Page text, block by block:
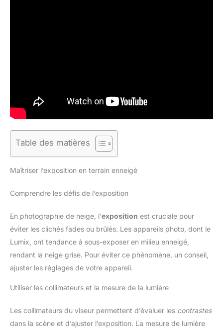
Table des matières
Maîtriser l’exposition en terrain enneigé
Comprendre les défis de l’exposition
En photographie de neige, l’exposition est cruciale pour
éviter les clichés fades ou brûlés. Les appareils photo, dont le
Lumix, ont tendance à sous-exposer en milieu enneigé,
rendant la neige grise. Pour éviter ce phénomène, un conseil,
ajuster les réglages de votre appareil.
Utiliser les collimateurs et la mesure de la lumière
Les collimateurs du viseur permettent d’évaluer les contrastes
dans la scène et d’ajuster l’exposition. La mesure de lumière